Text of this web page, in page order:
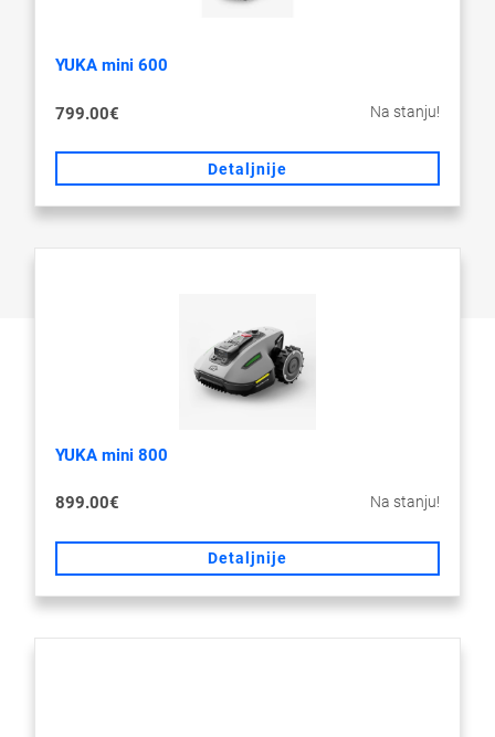
YUKA mini 600
799.00€ Na stanju!
Detaljnije
YUKA mini 800
899.00€ Na stanju!
Detaljnije